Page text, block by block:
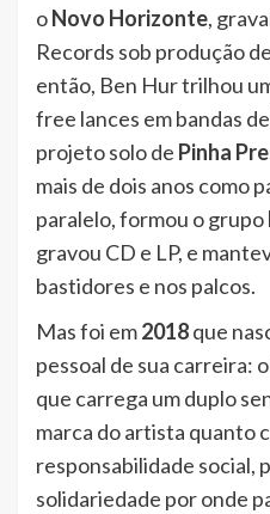
oNovo Horizonte,
Records sob produção de
então, Ben Hur trilhou
free lances em bandas
projeto solo de Pinha
mais de dois anos como
paralelo, formou o grupo
gravou CD e LP, e
bastidores e nos palcos.
Mas foi em2018que
pessoal de sua carreira: o
que carrega um duplo
marca do artista quanto
responsabilidade social,
solidariedade por onde